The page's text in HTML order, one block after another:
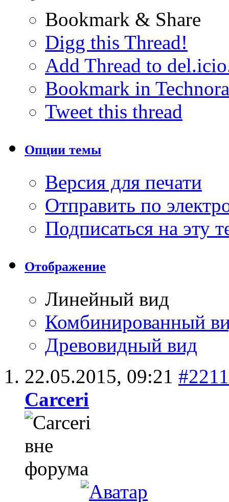
Bookmark & Share
Digg this Thread!
Add Thread to
Bookmark in
Tweet this thread
Опции темы
Версия для печати
Отправить по
Подписаться на эту
Отображение
Линейный вид
Комбинированный
Древовидный вид
22.05.2015, 09:21 #2211
Carceri